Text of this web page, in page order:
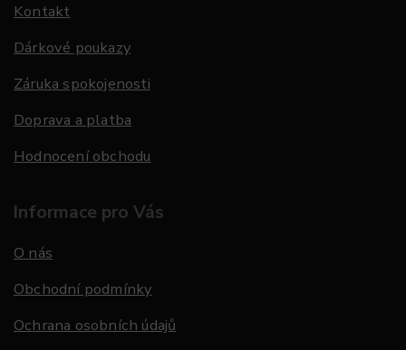
Kontakt
Dárkové poukazy
Záruka spokojenosti
Doprava a platba
Hodnocení obchodu
Informace pro Vás
O nás
Obchodní podmínky
Ochrana osobních údajů